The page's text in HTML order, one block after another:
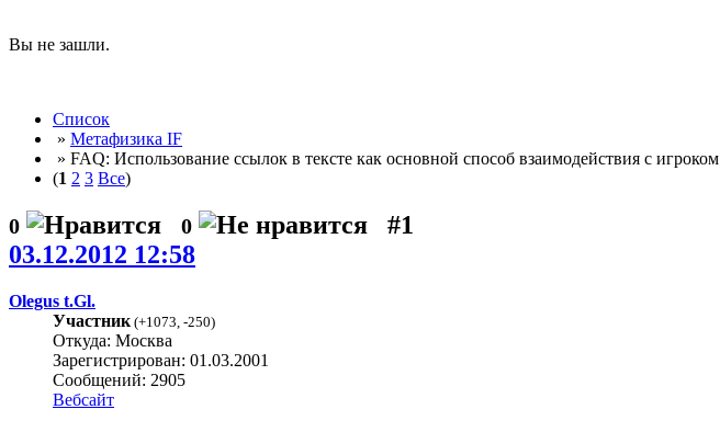
Вы не зашли.
Список
» Метафизика IF
» FAQ: Использование ссылок в тексте как основной способ взаимодействия с игроком
(1 2 3 Все)
0 0
#1
03.12.2012 12:58
Olegus t.Gl.
Участник (+1073 -250)
Откуда: Москва
Зарегистрирован: 01.03.2001
Сообщений: 2905
Вебсайт